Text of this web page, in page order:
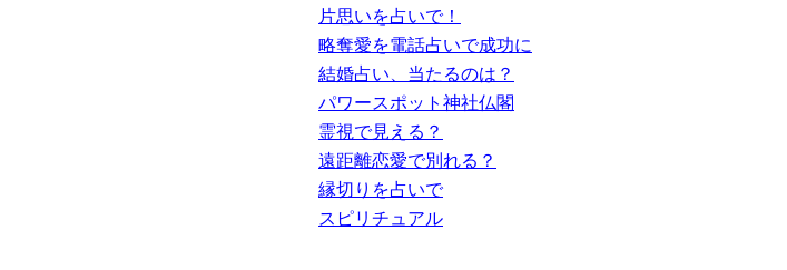
片思いを占いで！
略奪愛を電話占いで成功に
結婚占い、当たるのは？
パワースポット神社仏閣
霊視で見える？
遠距離恋愛で別れる？
縁切りを占いで
スピリチュアル